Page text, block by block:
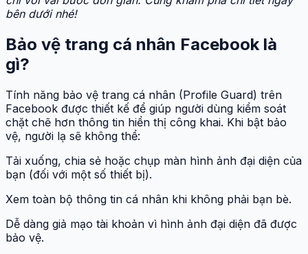
bên dưới nhé!
Bảo vệ trang cá nhân Facebook là
gì?
Tính năng bảo vệ trang cá nhân (Profile Guard) trên
Facebook được thiết kế để giúp người dùng kiểm soát
chặt chẽ hơn thông tin hiển thị công khai. Khi bật bảo
vệ, người lạ sẽ không thể:
Tải xuống, chia sẻ hoặc chụp màn hình ảnh đại diện của
bạn (đối với một số thiết bị).
Xem toàn bộ thông tin cá nhân khi không phải bạn bè.
Dễ dàng giả mạo tài khoản vì hình ảnh đại diện đã được
bảo vệ.